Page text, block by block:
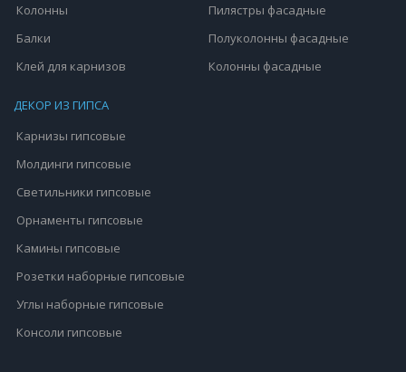
Колонны
Балки
Клей для карнизов
Пилястры фасадные
Полуколонны фасадные
Колонны фасадные
ДЕКОР ИЗ ГИПСА
Карнизы гипсовые
Молдинги гипсовые
Светильники гипсовые
Орнаменты гипсовые
Камины гипсовые
Розетки наборные гипсовые
Углы наборные гипсовые
Консоли гипсовые